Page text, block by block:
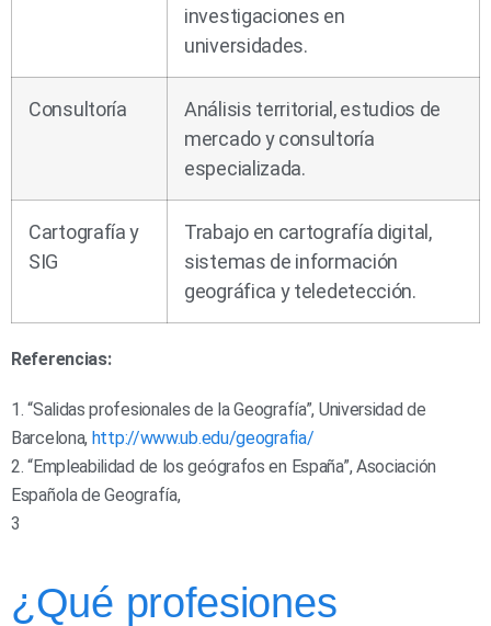
investigaciones en
universidades.
Consultoría
Análisis territorial, estudios de
mercado y consultoría
especializada.
Cartografía y
SIG
Trabajo en cartografía digital,
sistemas de información
geográfica y teledetección.
Referencias:
1. “Salidas profesionales de la Geografía”, Universidad de
Barcelona, http://www.ub.edu/geografia/
2. “Empleabilidad de los geógrafos en España”, Asociación
Española de Geografía,
3
¿Qué profesiones